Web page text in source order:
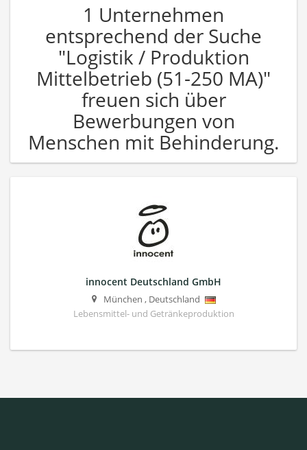
1 Unternehmen
entsprechend der Suche
"Logistik / Produktion
Mittelbetrieb (51-250 MA)"
freuen sich über
Bewerbungen von
Menschen mit Behinderung.
innocent Deutschland GmbH
München , Deutschland
Lebensmittel- und Getränkeproduktion